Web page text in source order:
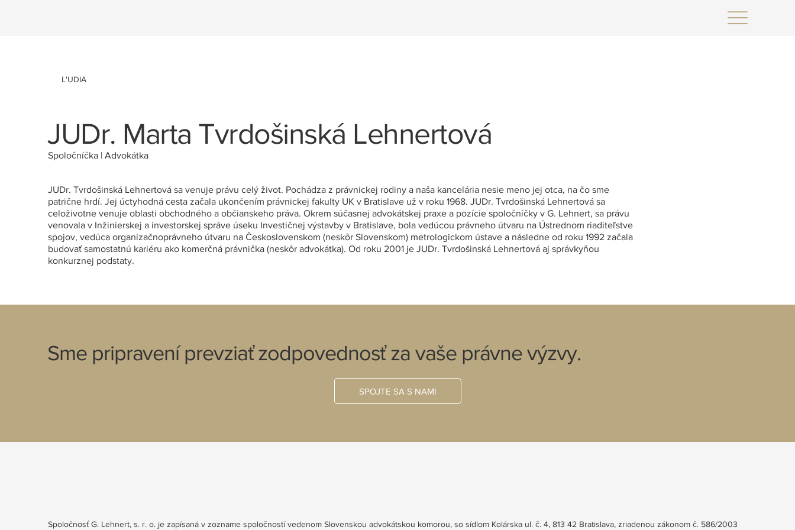
L'UDIA
JUDr. Marta Tvrdošinská Lehnertová
Spoločníčka | Advokátka
JUDr. Tvrdošinská Lehnertová sa venuje právu celý život. Pochádza z právnickej rodiny a naša kancelária nesie meno jej otca, na čo sme
patrične hrdí. Jej úctyhodná cesta začala ukončením právnickej fakulty UK v Bratislave už v roku 1968. JUDr. Tvrdošinská Lehnertová sa
celoživotne venuje oblasti obchodného a občianskeho práva. Okrem súčasnej advokátskej praxe a pozície spoločníčky v G. Lehnert, sa právu
venovala v Inžinierskej a investorskej správe úseku Investičnej výstavby v Bratislave, bola vedúcou právneho útvaru na Ústrednom riaditeľstve
spojov, vedúca organizačnoprávneho útvaru na Československom (neskôr Slovenskom) metrologickom ústave a následne od roku 1992 začala
budovať samostatnú kariéru ako komerčná právnička (neskôr advokátka). Od roku 2001 je JUDr. Tvrdošinská Lehnertová aj správkyňou
konkurznej podstaty.
Sme pripravení prevziať zodpovednosť za vaše právne výzvy.
SPOJTE SA S NAMI
Spoločnosť G. Lehnert, s. r. o. je zapísaná v zozname spoločností vedenom Slovenskou advokátskou komorou, so sídlom Kolárska ul. č. 4, 813 42 Bratislava, zriadenou zákonom č. 586/2003